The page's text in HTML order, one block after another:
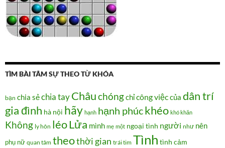
TÌM BÀI TÂM SỰ THEO TỪ KHÓA
bạn chia sẻchia tay Châuchóngchỉcông việccủa dân trí
gia đình hà nội hãy hạnh hạnh phúckhéo khó khăn
Không ly hôn léoLửa mình mẹ một ngoại tình người như nên
phụ nữ quan tâm theothời gian trái tim Tình tình cảm